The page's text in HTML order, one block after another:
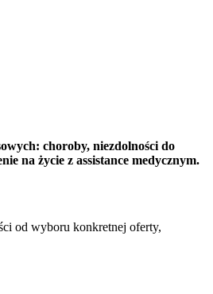
choroby, niezdolności do
na życie z assistance medycznym.
od wyboru konkretnej oferty,